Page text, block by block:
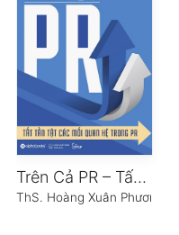
Trên Cả PR – Tất Tần Tật Các Mối Quan Hệ Trong PR
ThS. Hoàng Xuân Phương